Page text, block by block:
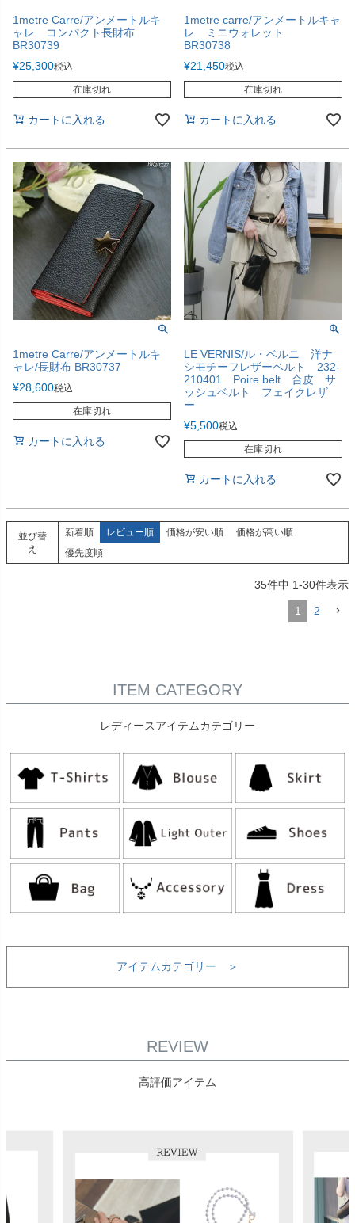
1metre Carre/アンメートルキ
ャレ コンパクト長財布
BR30739
¥25,300税込
在庫切れ
カートに入れる
1metre carre/アンメートルキャ
レ ミニウォレット
BR30738
¥21,450税込
在庫切れ
カートに入れる
1metre Carre/アンメートルキ
ャレ/長財布 BR30737
¥28,600税込
在庫切れ
カートに入れる
LE VERNIS/ル・ベルニ 洋ナ
シモチーフレザーベルト 232-
210401 Poire belt 合皮 サ
ッシュベルト フェイクレザ
ー
¥5,500税込
在庫切れ
カートに入れる
並び替
え
新着順 レビュー順 価格が安い順
価格が高い順
優先度順
35件中 1-30件表示
1 2
ITEM CATEGORY
レディースアイテムカテゴリー
アイテムカテゴリー ＞
REVIEW
高評価アイテム